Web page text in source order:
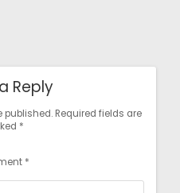
Reply
published. Required fields are
*
*